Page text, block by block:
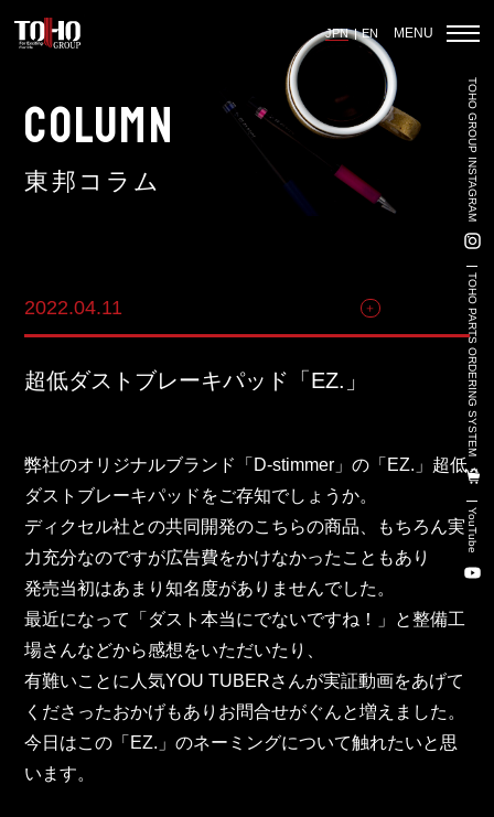
JPN EN MENU
中古車販売事業
輸出入事業
新卒・キャリア採用コンサルティング事業
人材紹介事業
DX事業
株式会社 東邦ホールディングス
東邦自動車 株式会社
TOHO GROUP INSTAGRAM
TOHO PARTS ORDERING SYSTEM
YouTube
COLUMN
東邦コラム
2022.04.11 商品関連
超低ダストブレーキパッド「EZ.」
弊社のオリジナルブランド「D-stimmer」の「EZ.」超低
ダストブレーキパッドをご存知でしょうか。
ディクセル社との共同開発のこちらの商品、もちろん実
力充分なのですが広告費をかけなかったこともあり
発売当初はあまり知名度がありませんでした。
最近になって「ダスト本当にでないですね！」と整備工
場さんなどから感想をいただいたり、
有難いことに人気YOU TUBERさんが実証動画をあげて
くださったおかげもありお問合せがぐんと増えました。
今日はこの「EZ.」のネーミングについて触れたいと思
います。